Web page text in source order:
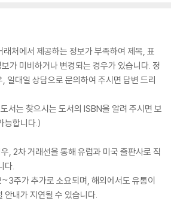
처에서 제공하는 정보가 부족하여 제목, 표
가 미비하거나 변경되는 경우가 있습니다. 정
일대일 상담으로 문의하여 주시면 답변 드리
서는 찾으시는 도서의 ISBN을 알려 주시면 보
능합니다.)
, 2차 거래선을 통해 유럽과 미국 출판사로 직
다.
주가 추가로 소요되며, 해외에서도 유통이
안내가 지연될 수 있습니다.